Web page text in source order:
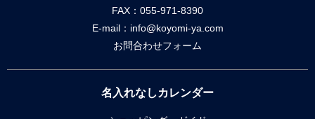
FAX：055-971-8390
E-mail： info@koyomi-ya.com
お問合わせフォーム
名入れなしカレンダー